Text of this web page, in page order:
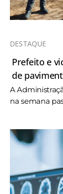
DESTAQUE
Prefeito e
de
A
na semana